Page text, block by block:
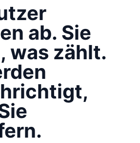
ab. Sie
was zählt.